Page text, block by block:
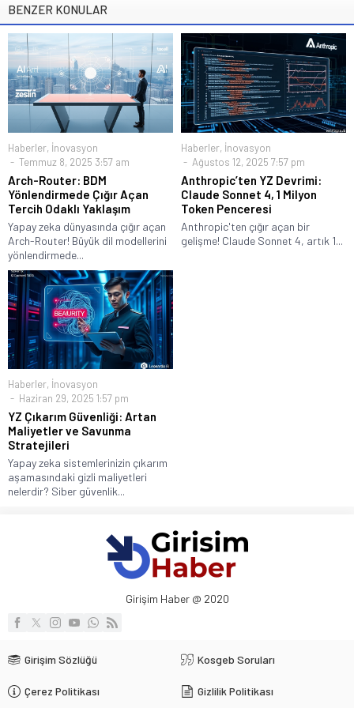
BENZER KONULAR
Haberler, İnovasyon
Temmuz 8, 2025 3:57 am
Arch-Router: BDM
Yönlendirmede Çığır Açan
Tercih Odaklı Yaklaşım
Yapay zeka dünyasında çığır açan
Arch-Router! Büyük dil modellerini
yönlendirmede...
Haberler, İnovasyon
Ağustos 12, 2025 7:57 pm
Anthropic’ten YZ Devrimi:
Claude Sonnet 4, 1 Milyon
Token Penceresi
Anthropic'ten çığır açan bir
gelişme! Claude Sonnet 4, artık 1...
Haberler, İnovasyon
Haziran 29, 2025 1:57 pm
YZ Çıkarım Güvenliği: Artan
Maliyetler ve Savunma
Stratejileri
Yapay zeka sistemlerinizin çıkarım
aşamasındaki gizli maliyetleri
nelerdir? Siber güvenlik...
Girişim Haber @ 2020
Girişim Sözlüğü Kosgeb Soruları
Çerez Politikası Gizlilik Politikası